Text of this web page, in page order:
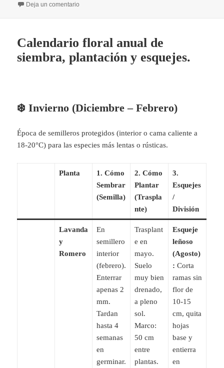
el
Deja un comentario
Calendario floral anual de
siembra, plantación y esquejes.
❄️ Invierno (Diciembre – Febrero)
Época de semilleros protegidos (interior o cama caliente a
18-20°C) para las especies más lentas o rústicas.
Planta
1. Cómo
Sembrar
(Semilla)
2. Cómo
Plantar
(Traspla
nte)
3.
Esquejes
/
División
Lavanda
y
Romero
En
semillero
interior
(febrero).
Enterrar
apenas 2
mm.
Tardan
hasta 4
semanas
en
germinar.
Trasplant
e en
mayo.
Suelo
muy bien
drenado,
a pleno
sol.
Marco:
50 cm
entre
plantas.
Esqueje
leñoso
(Agosto)
: Corta
ramas sin
flor de
10-15
cm, quita
hojas
base y
entierra
en